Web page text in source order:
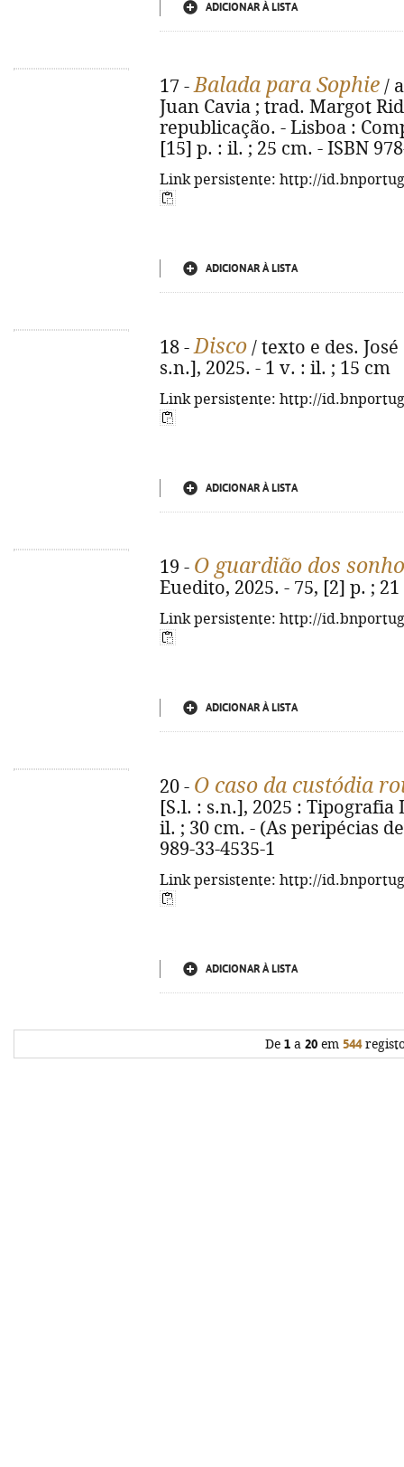
ADICIONAR À LISTA
17 -Balada para Sophie /
Juan Cavia ; trad. Margot
republicação. - Lisboa :
[15] p. : il. ; 25 cm. - ISBN
Link persistente: http://
ADICIONAR À LISTA
18 -Disco / texto e des.
s.n.], 2025. - 1 v. : il. ; 15 cm
Link persistente: http://
ADICIONAR À LISTA
19 - O guardião dos
Euedito, 2025. - 75, [2] p. ;
Link persistente: http://
ADICIONAR À LISTA
20 - O caso da custódia
[S.l. : s.n.], 2025 :
il. ; 30 cm. - (As peripécias
989-33-4535-1
Link persistente: http://
ADICIONAR À LISTA
De 1 a 20 em 544